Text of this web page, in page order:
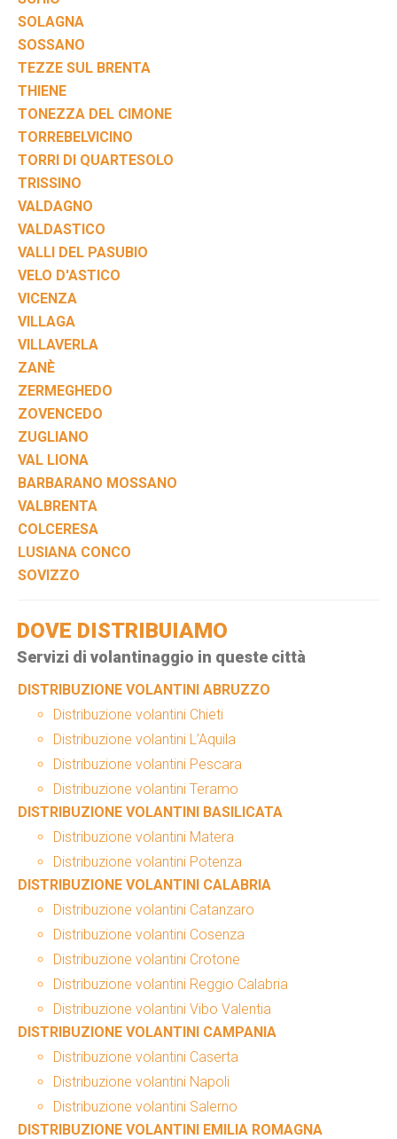
SOLAGNA
SOSSANO
TEZZE SUL BRENTA
THIENE
TONEZZA DEL CIMONE
TORREBELVICINO
TORRI DI QUARTESOLO
TRISSINO
VALDAGNO
VALDASTICO
VALLI DEL PASUBIO
VELO D'ASTICO
VICENZA
VILLAGA
VILLAVERLA
ZANÈ
ZERMEGHEDO
ZOVENCEDO
ZUGLIANO
VAL LIONA
BARBARANO MOSSANO
VALBRENTA
COLCERESA
LUSIANA CONCO
SOVIZZO
DOVE DISTRIBUIAMO
Servizi di volantinaggio in queste città
DISTRIBUZIONE VOLANTINI ABRUZZO
Distribuzione volantini Chieti
Distribuzione volantini L’Aquila
Distribuzione volantini Pescara
Distribuzione volantini Teramo
DISTRIBUZIONE VOLANTINI BASILICATA
Distribuzione volantini Matera
Distribuzione volantini Potenza
DISTRIBUZIONE VOLANTINI CALABRIA
Distribuzione volantini Catanzaro
Distribuzione volantini Cosenza
Distribuzione volantini Crotone
Distribuzione volantini Reggio Calabria
Distribuzione volantini Vibo Valentia
DISTRIBUZIONE VOLANTINI CAMPANIA
Distribuzione volantini Caserta
Distribuzione volantini Napoli
Distribuzione volantini Salerno
DISTRIBUZIONE VOLANTINI EMILIA ROMAGNA